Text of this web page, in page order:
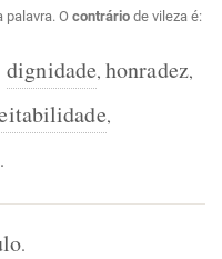
palavra. O contrário de vileza é:
dignidade,honradez,
,
.
.